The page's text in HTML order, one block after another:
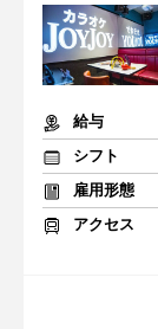
給与
シフト
雇用形態
アクセス